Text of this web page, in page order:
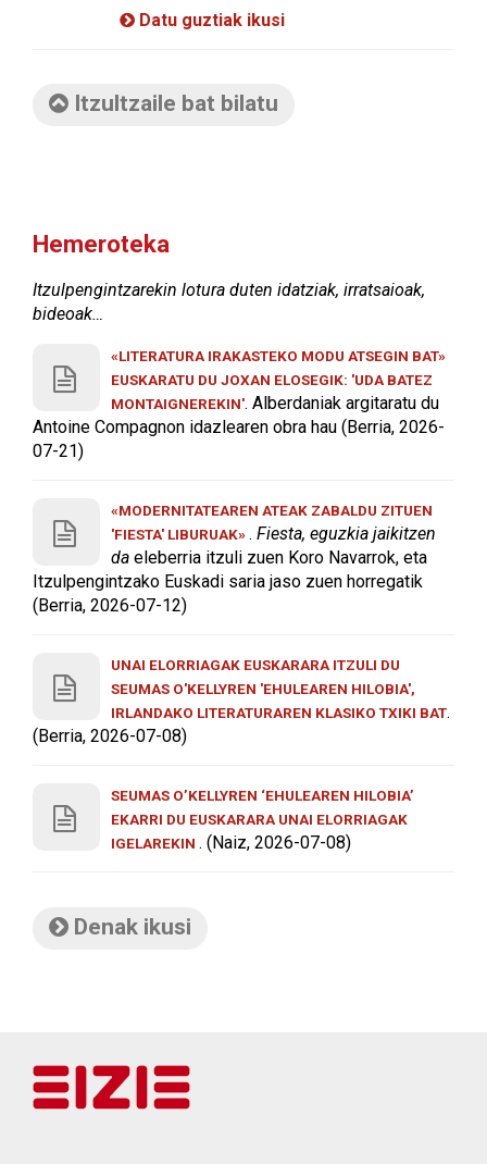
Datu guztiak ikusi
Itzultzaile bat bilatu
Hemeroteka
Itzulpengintzarekin lotura duten idatziak, irratsaioak,
bideoak…
«LITERATURA IRAKASTEKO MODU ATSEGIN BAT»
EUSKARATU DU JOXAN ELOSEGIK: 'UDA BATEZ
MONTAIGNEREKIN'. Alberdaniak argitaratu du
Antoine Compagnon idazlearen obra hau (Berria, 2026-
07-21)
«MODERNITATEAREN ATEAK ZABALDU ZITUEN
'FIESTA' LIBURUAK» . Fiesta, eguzkia jaikitzen
da eleberria itzuli zuen Koro Navarrok, eta
Itzulpengintzako Euskadi saria jaso zuen horregatik
(Berria, 2026-07-12)
UNAI ELORRIAGAK EUSKARARA ITZULI DU
SEUMAS O'KELLYREN 'EHULEAREN HILOBIA',
IRLANDAKO LITERATURAREN KLASIKO TXIKI BAT.
(Berria, 2026-07-08)
SEUMAS O’KELLYREN ‘EHULEAREN HILOBIA’
EKARRI DU EUSKARARA UNAI ELORRIAGAK
IGELAREKIN . (Naiz, 2026-07-08)
Denak ikusi